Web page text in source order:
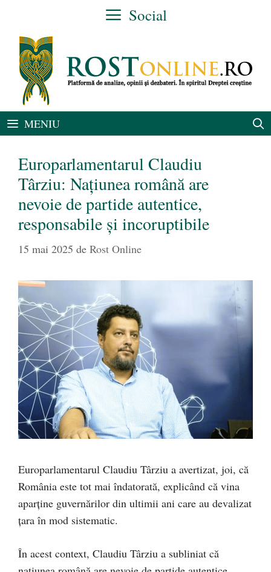
conținut
Social
MENIU
Europarlamentarul Claudiu
Târziu: Națiunea română are
nevoie de partide autentice,
responsabile și incoruptibile
15 mai 2025 de Rost Online
Europarlamentarul Claudiu Târziu a avertizat, joi, că
România este tot mai îndatorată, explicând că vina
aparține guvernărilor din ultimii ani care au devalizat
țara în mod sistematic.
În acest context, Claudiu Târziu a subliniat că